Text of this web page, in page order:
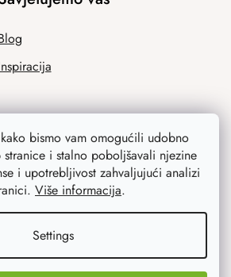
bismo vam omogućili udobno
i stalno poboljšavali njezine
i upotrebljivost zahvaljujući analizi
Više informacija.
Settings